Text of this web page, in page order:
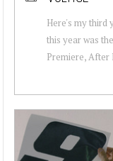
Here's my third
this year was
Premiere, After